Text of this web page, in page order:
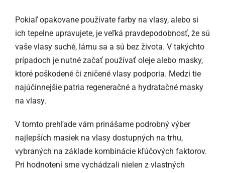
Pokiaľ opakovane používate farby na vlasy, alebo si
ich tepelne upravujete, je veľká pravdepodobnosť, že sú
vaše vlasy suché, lámu sa a sú bez života. V takýchto
prípadoch je nutné začať používať oleje alebo masky,
ktoré poškodené či zničené vlasy podporia. Medzi tie
najúčinnejšie patria regeneračné a hydratačné masky
na vlasy.
V tomto prehľade vám prinášame podrobný výber
najlepších masiek na vlasy dostupných na trhu,
vybraných na základe kombinácie kľúčových faktorov.
Pri hodnotení sme vychádzali nielen z vlastných